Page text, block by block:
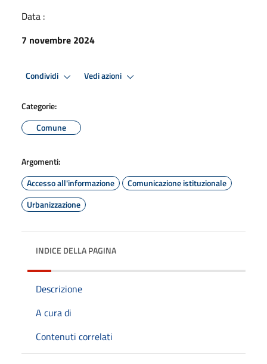
Data :
7 novembre 2024
Condividi Vedi azioni
Categorie:
Comune
Argomenti:
Accesso all'informazione
Comunicazione istituzionale
Urbanizzazione
INDICE DELLA PAGINA
Descrizione
A cura di
Contenuti correlati